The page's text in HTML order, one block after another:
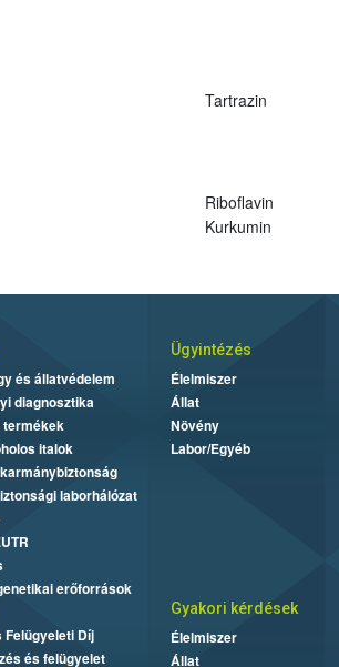
Tartrazin
Riboflavin
Kurkumin
és állatvédelem
diagnosztika
italok
laborhálózat
erőforrások
Díj
és felügyelet
Ügyintézés
Élelmiszer
Állat
Növény
Labor/Egyéb
Gyakori kérdések
Élelmiszer
Állat